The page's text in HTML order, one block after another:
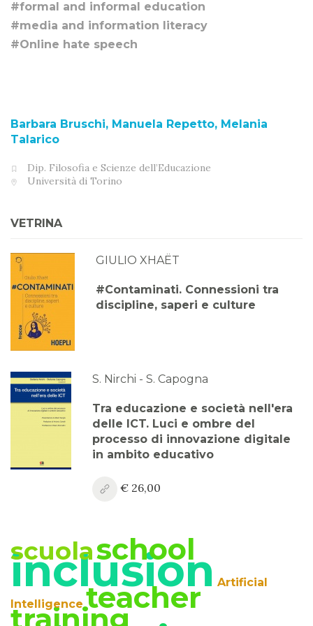
#formal and informal education
#media and information literacy
#Online hate speech
Barbara Bruschi, Manuela Repetto, Melania
Talarico
Dip. Filosofia e Scienze dell’Educazione
Università di Torino
VETRINA
GIULIO XHAËT
#Contaminati. Connessioni tra
discipline, saperi e culture
S. Nirchi - S. Capogna
Tra educazione e società nell'era
delle ICT. Luci e ombre del
processo di innovazione digitale
in ambito educativo
€ 26,00
scuolaschool
inclusion Artificial
Intelligence teacher